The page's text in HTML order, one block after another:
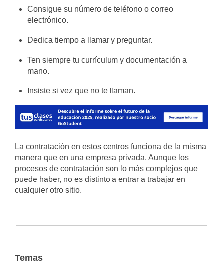
Consigue su número de teléfono o correo
electrónico.
Dedica tiempo a llamar y preguntar.
Ten siempre tu currículum y documentación a
mano.
Insiste si vez que no te llaman.
La contratación en estos centros funciona de la misma
manera que en una empresa privada. Aunque los
procesos de contratación son lo más complejos que
puede haber, no es distinto a entrar a trabajar en
cualquier otro sitio.
Temas